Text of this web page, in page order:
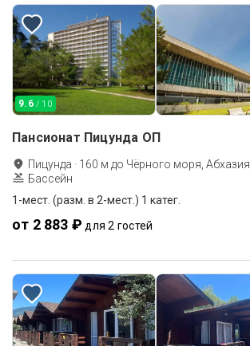
9.6 / 10
Пансионат Пицунда ОП
Пицунда · 160 м до Чёрного моря, Абхазия
Бассейн
1-мест. (разм. в 2-мест.) 1 катег.
от 2 883 ₽ для 2 гостей